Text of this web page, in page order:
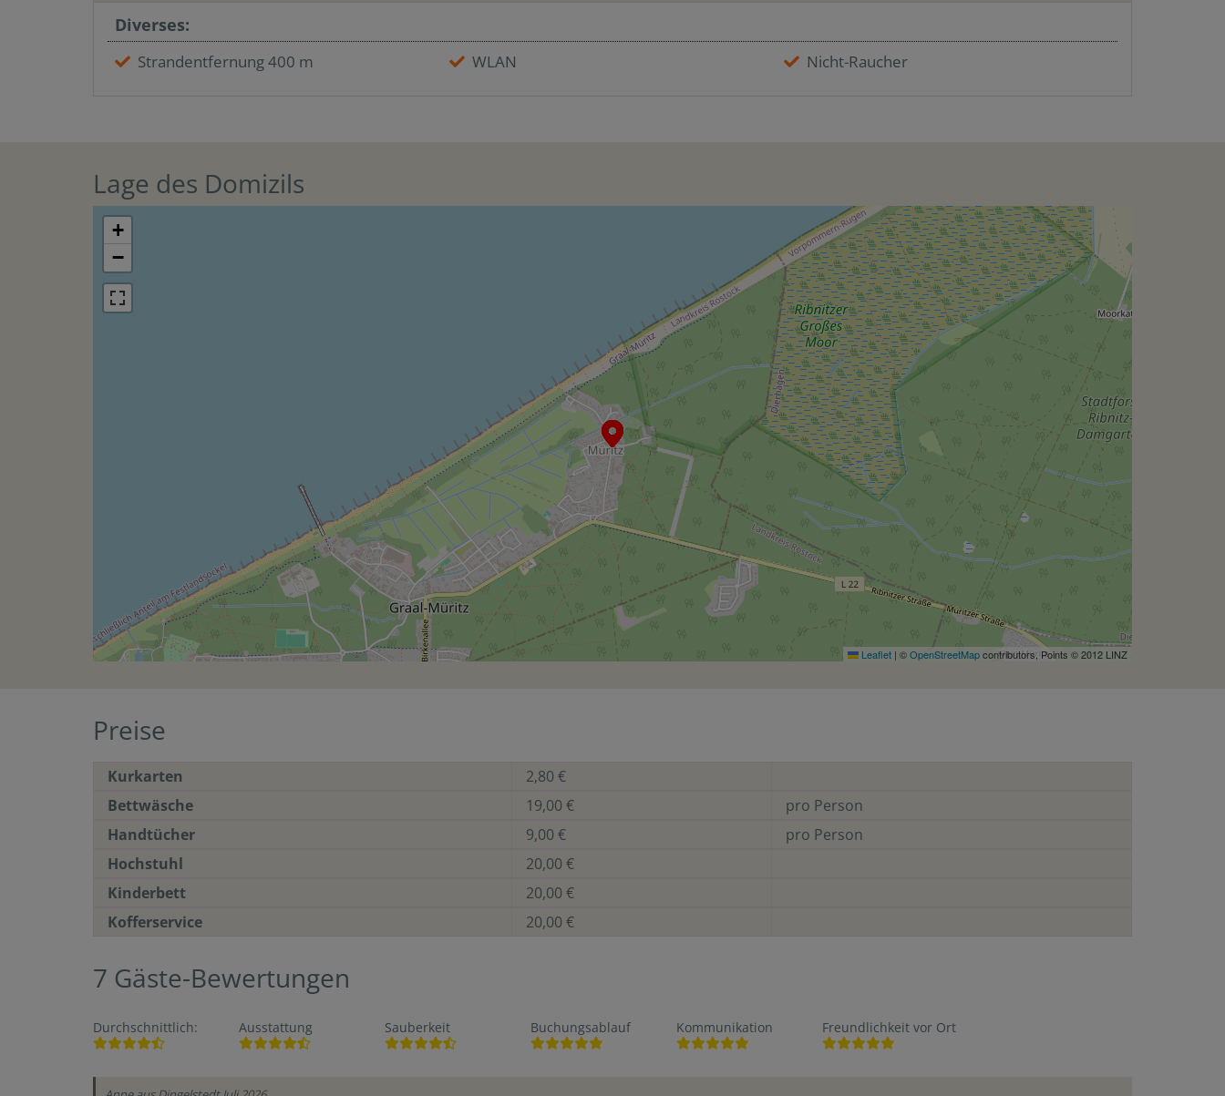
Diverses:
Strandentfernung 400 m WLAN Nicht-Raucher
Lage des Domizils
+
−
Leaflet | ©OpenStreetMapcontributors, Points © 2012 LINZ
Preise
Kurkarten
2,80 €
Bettwäsche
19,00 €
pro Person
Handtücher
9,00 €
pro Person
Hochstuhl
20,00 €
Kinderbett
20,00 €
Kofferservice
20,00 €
7 Gäste-Bewertungen
Durchschnittlich: Ausstattung Sauberkeit Buchungsablauf Kommunikation Freundlichkeit vor Ort